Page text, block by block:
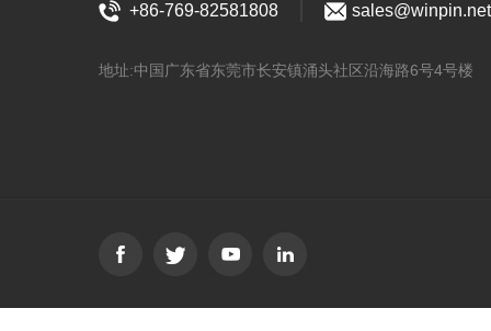
+86-769-82581808 sales@winpin.net
地址:中国广东省东莞市长安镇涌头社区沿海路6号4号楼